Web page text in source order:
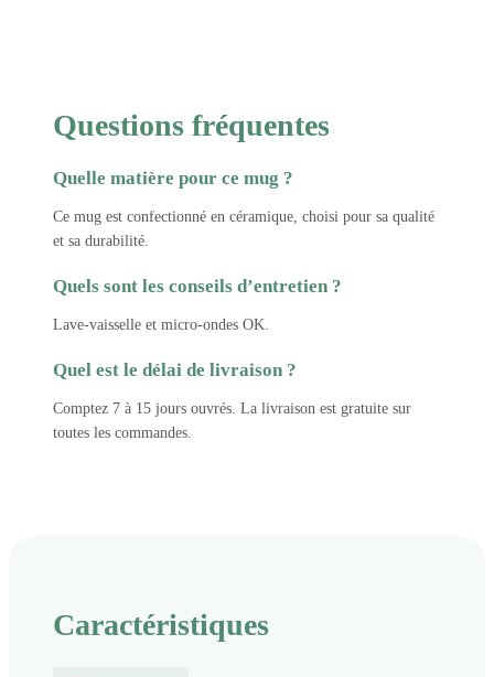
Questions fréquentes
Quelle matière pour ce mug ?
Ce mug est confectionné en céramique, choisi pour sa qualité
et sa durabilité.
Quels sont les conseils d’entretien ?
Lave-vaisselle et micro-ondes OK.
Quel est le délai de livraison ?
Comptez 7 à 15 jours ouvrés. La livraison est gratuite sur
toutes les commandes.
Caractéristiques